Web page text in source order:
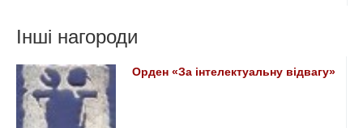
Інші нагороди
Орден «За інтелектуальну відвагу»